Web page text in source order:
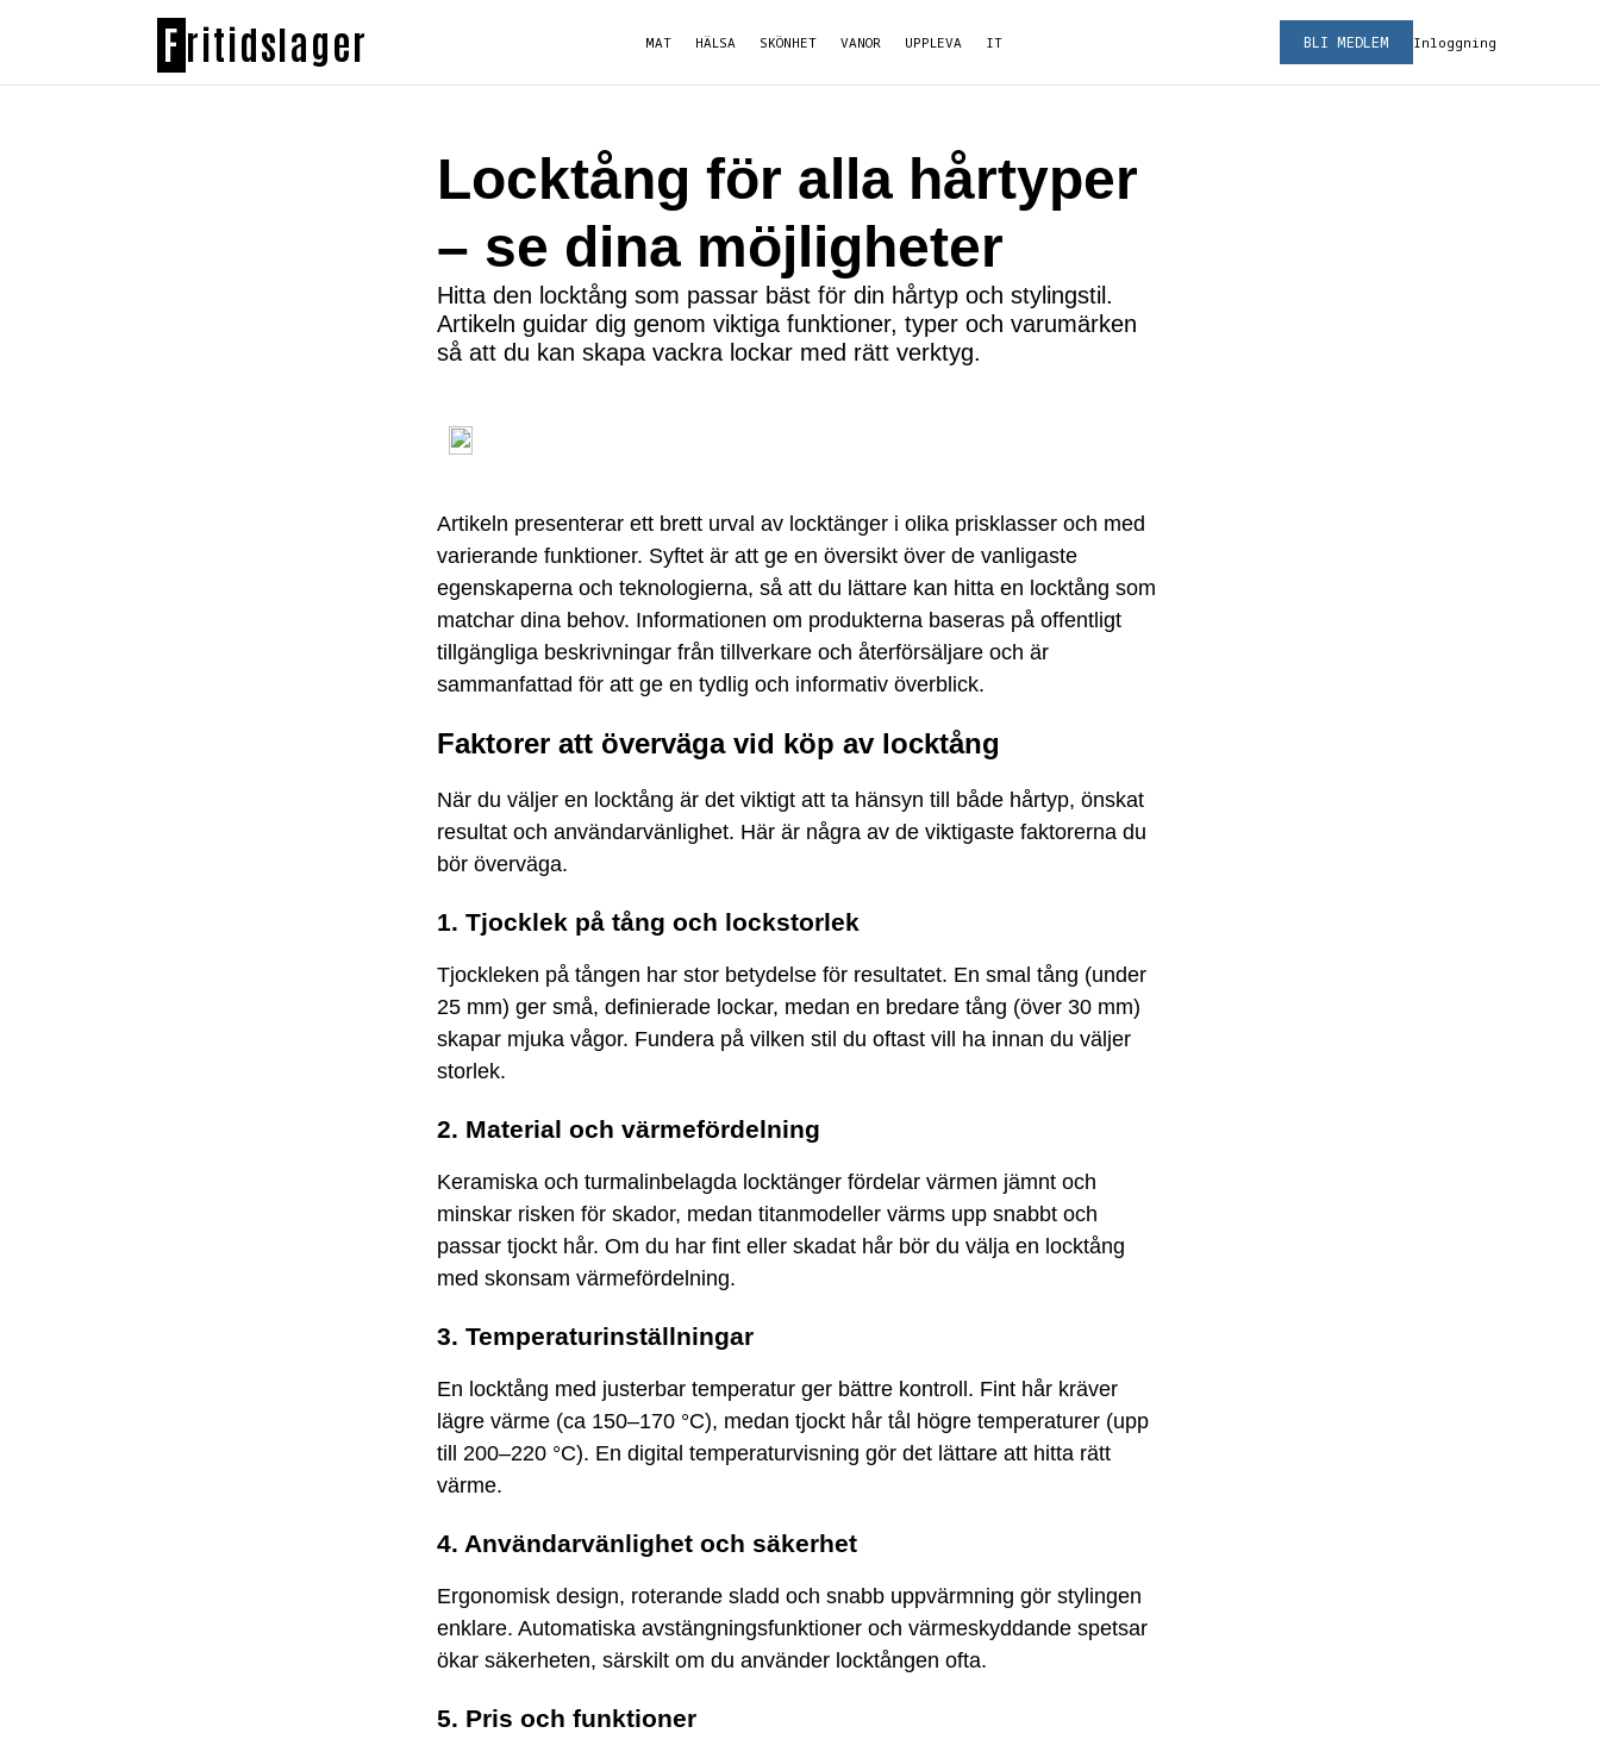
F ritidslager MAT HÄLSA SKÖNHET VANOR UPPLEVA IT Inloggning
BLI MEDLEM
Locktång för alla hårtyper
– se dina möjligheter
Hitta den locktång som passar bäst för din hårtyp och stylingstil.
Artikeln guidar dig genom viktiga funktioner, typer och varumärken
så att du kan skapa vackra lockar med rätt verktyg.
Artikeln presenterar ett brett urval av locktänger i olika prisklasser och med
varierande funktioner. Syftet är att ge en översikt över de vanligaste
egenskaperna och teknologierna, så att du lättare kan hitta en locktång som
matchar dina behov. Informationen om produkterna baseras på offentligt
tillgängliga beskrivningar från tillverkare och återförsäljare och är
sammanfattad för att ge en tydlig och informativ överblick.
Faktorer att överväga vid köp av locktång
När du väljer en locktång är det viktigt att ta hänsyn till både hårtyp, önskat
resultat och användarvänlighet. Här är några av de viktigaste faktorerna du
bör överväga.
1. Tjocklek på tång och lockstorlek
Tjockleken på tången har stor betydelse för resultatet. En smal tång (under
25 mm) ger små, definierade lockar, medan en bredare tång (över 30 mm)
skapar mjuka vågor. Fundera på vilken stil du oftast vill ha innan du väljer
storlek.
2. Material och värmefördelning
Keramiska och turmalinbelagda locktänger fördelar värmen jämnt och
minskar risken för skador, medan titanmodeller värms upp snabbt och
passar tjockt hår. Om du har fint eller skadat hår bör du välja en locktång
med skonsam värmefördelning.
3. Temperaturinställningar
En locktång med justerbar temperatur ger bättre kontroll. Fint hår kräver
lägre värme (ca 150–170 °C), medan tjockt hår tål högre temperaturer (upp
till 200–220 °C). En digital temperaturvisning gör det lättare att hitta rätt
värme.
4. Användarvänlighet och säkerhet
Ergonomisk design, roterande sladd och snabb uppvärmning gör stylingen
enklare. Automatiska avstängningsfunktioner och värmeskyddande spetsar
ökar säkerheten, särskilt om du använder locktången ofta.
5. Pris och funktioner